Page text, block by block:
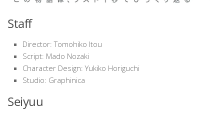
Staff
Director: Tomohiko Itou
Script: Mado Nozaki
Character Design: Yukiko Horiguchi
Studio: Graphinica
Seiyuu